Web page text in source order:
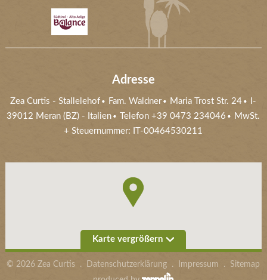
Adresse
Zea Curtis -Stallelehof Fam. Waldner Maria Trost Str. 24
I-
39012 Meran (BZ) - Italien Telefon+39 0473 234046
MwSt.
+ Steuernummer: IT-00464530211
Karte vergrößern
© 2026 Zea Curtis . Datenschutzerklärung . Impressum .Sitemap